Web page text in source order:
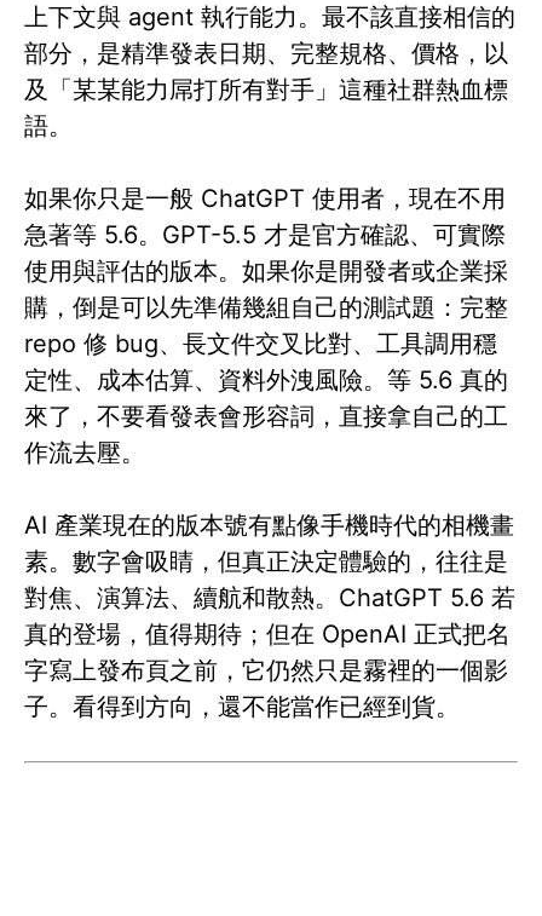
上下文與 agent 執行能力。最不該直接相信的
部分，是精準發表日期、完整規格、價格，以
及「某某能力屌打所有對手」這種社群熱血標
語。
如果你只是一般 ChatGPT 使用者，現在不用
急著等 5.6。GPT-5.5 才是官方確認、可實際
使用與評估的版本。如果你是開發者或企業採
購，倒是可以先準備幾組自己的測試題：完整
repo 修 bug、長文件交叉比對、工具調用穩
定性、成本估算、資料外洩風險。等 5.6 真的
來了，不要看發表會形容詞，直接拿自己的工
作流去壓。
AI 產業現在的版本號有點像手機時代的相機畫
素。數字會吸睛，但真正決定體驗的，往往是
對焦、演算法、續航和散熱。ChatGPT 5.6 若
真的登場，值得期待；但在 OpenAI 正式把名
字寫上發布頁之前，它仍然只是霧裡的一個影
子。看得到方向，還不能當作已經到貨。